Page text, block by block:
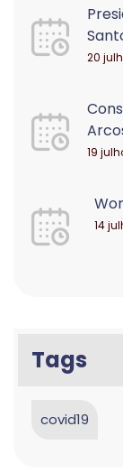
20
19
14
Tags
covid19